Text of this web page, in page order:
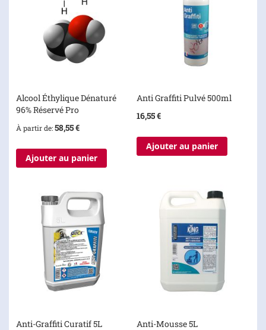
Alcool Éthylique Dénaturé
96% Réservé Pro
À partir de 58,55 €
Ajouter au panier
Anti Graffiti Pulvé 500ml
16,55 €
Ajouter au panier
Anti-Graffiti Curatif 5L
Anti-Mousse 5L